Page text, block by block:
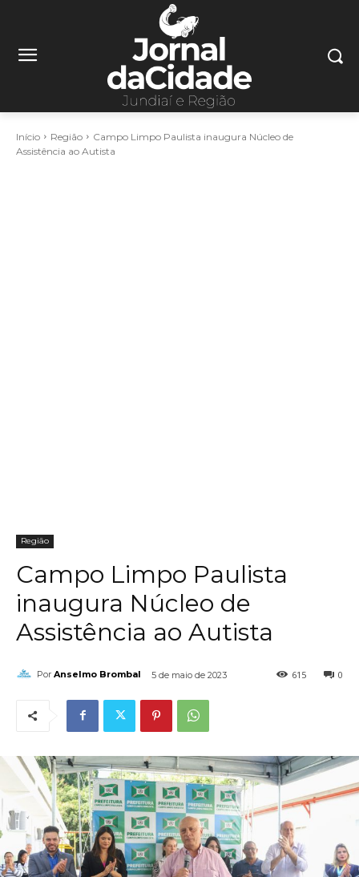
Início Região
Campo Limpo Paulista inaugura Núcleo de
Assistência ao Autista
Região
Campo Limpo Paulista
inaugura Núcleo de
Assistência ao Autista
Por Anselmo Brombal 5 de maio de 2023 0
615